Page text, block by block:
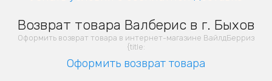
Возврат товара Валберис в г. Быхов
Оформить возврат товара в интернет-магазине ВайлдБерриз
{title:
Оформить возврат товара